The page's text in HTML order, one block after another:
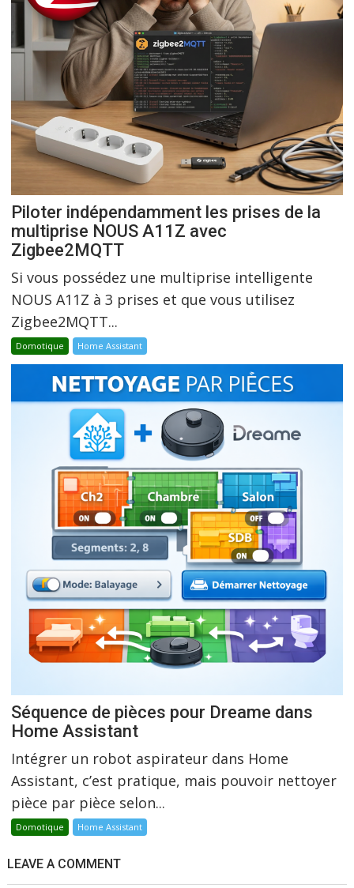
Piloter indépendamment les prises de la
multiprise NOUS A11Z avec
Zigbee2MQTT
Si vous possédez une multiprise intelligente
NOUS A11Z à 3 prises et que vous utilisez
Zigbee2MQTT...
Domotique Home Assistant
Séquence de pièces pour Dreame dans
Home Assistant
Intégrer un robot aspirateur dans Home
Assistant, c’est pratique, mais pouvoir nettoyer
pièce par pièce selon...
Domotique Home Assistant
LEAVE A COMMENT